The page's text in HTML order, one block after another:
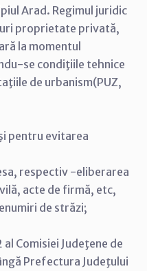
Arad. Regimul juridic
proprietate privată,
la momentul
se condiţiile tehnice
de urbanism(PUZ,
pentru evitarea
respectiv -eliberarea
acte de firmă, etc,
de străzi;
Comisiei Judeţene de
Prefectura Judeţului